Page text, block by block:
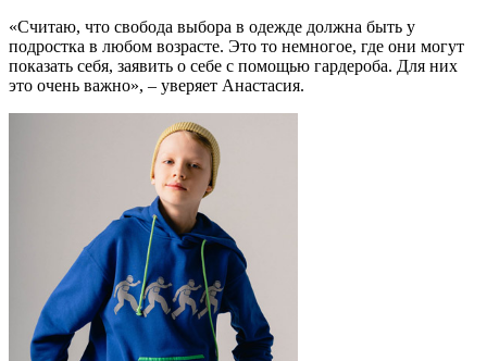
«Считаю, что свобода выбора в одежде должна быть у
подростка в любом возрасте. Это то немногое, где они могут
показать себя, заявить о себе с помощью гардероба. Для них
это очень важно», – уверяет Анастасия.